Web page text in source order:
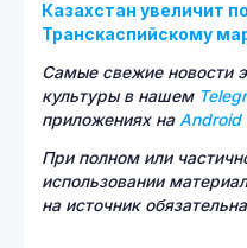
Казахстан увеличит
Транскаспийскому
Самые свежие новости
культуры в нашем
приложениях на Android
При полном или
использовании
на источник